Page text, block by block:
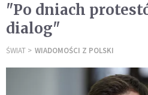
"Po dniach
dialog"
ŚWIAT WIADOMOŚCI Z POLSKI